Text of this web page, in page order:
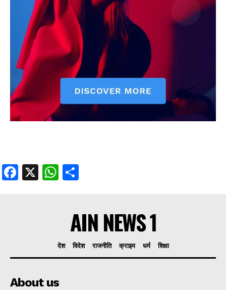
Facebook
X WhatsApp
Share
Facebook
X WhatsApp
AIN NEWS 1
देश विदेश राजनीति क्राइम धर्म शिक्षा
About us